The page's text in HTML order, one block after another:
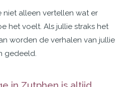
alleen vertellen wat er
het voelt. Als jullie straks het
worden de verhalen van jullie
gedeeld.